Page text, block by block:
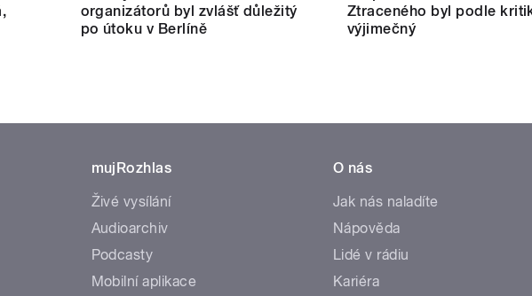
organizátorů byl zvlášť důležitý
po útoku v Berlíně
Ztraceného byl podle
výjimečný
mujRozhlas
Živé vysílání
Audioarchiv
Podcasty
Mobilní aplikace
O nás
Jak nás naladíte
Nápověda
Lidé v rádiu
Kariéra